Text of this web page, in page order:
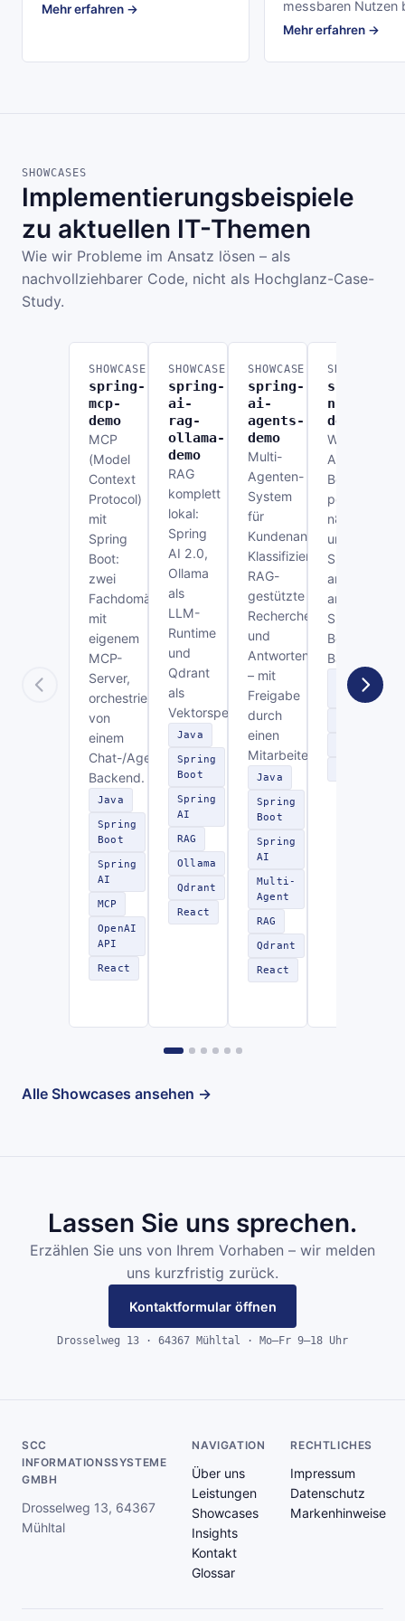
Mehr erfahren → messbaren Nutzen
Mehr erfahren →
SHOWCASES
Implementierungsbeispiele
zu aktuellen IT-Themen
Wie wir Probleme im Ansatz lösen – als
nachvollziehbarer Code, nicht als Hochglanz-Case-
Study.
SHOWCASE
spring-
mcp-
demo
MCP
(Model
Context
Protocol)
mit
Spring
Boot:
zwei
Fachdomänen
mit
eigenem
MCP-
Server,
orchestriert
von
einem
Chat-/Agenten-
Backend.
Java
Spring
Boot
Spring
AI
MCP
OpenAI
API
React
SHOWCASE
spring-
ai-
rag-
ollama-
demo
RAG
komplett
lokal:
Spring
AI 2.0,
Ollama
als
LLM-
Runtime
und
Qdrant
als
Vektorspeicher.
Java
Spring
Boot
Spring
AI
RAG
Ollama
Qdrant
React
SHOWCASE
spring-
ai-
agents-
demo
Multi-
Agenten-
System
für
Kundenanfragen:
Klassifizierung,
RAG-
gestützte
Recherche
und
Antwortentwurf
– mit
Freigabe
durch
einen
Mitarbeiter.
Java
Spring
Boot
Spring
AI
Multi-
Agent
RAG
Qdrant
React
SHOWCASE
spring-
n8n-
demo
Workflow-
per
n8n
und
Slack,
angebunden
an ein
Spring-
Boot-
Backend.
Spring
Boot
Alle Showcases ansehen →
Lassen Sie uns sprechen.
Erzählen Sie uns von Ihrem Vorhaben – wir melden
uns kurzfristig zurück.
Kontaktformular öffnen
Drosselweg 13 · 64367 Mühltal · Mo–Fr 9–18 Uhr
SCC
INFORMATIONSSYSTEME
GMBH
Drosselweg 13, 64367
Mühltal
NAVIGATION
Über uns
Leistungen
Showcases
Insights
Kontakt
Glossar
RECHTLICHES
Impressum
Datenschutz
Markenhinweise